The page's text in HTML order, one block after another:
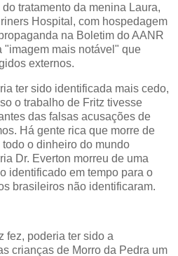
tratamento da menina Laura,
Hospital, com hospedagem
na Boletim do AANR
"imagem mais notável" que
externos.
ter sido identificada mais cedo,
o trabalho de Fritz tivesse
das falsas acusações de
Há gente rica que morre de
o dinheiro do mundo
Dr. Everton morreu de uma
identificado em tempo para o
brasileiros não identificaram.
fez, poderia ter sido a
crianças de Morro da Pedra um